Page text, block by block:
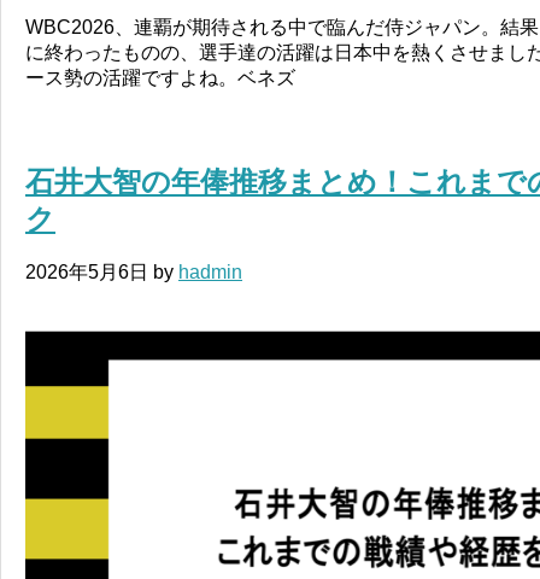
WBC2026、連覇が期待される中で臨んだ侍ジャパン。結
に終わったものの、選手達の活躍は日本中を熱くさせまし
ース勢の活躍ですよね。ベネズ
石井大智の年俸推移まとめ！これま
ク
2026年5月6日 by hadmin